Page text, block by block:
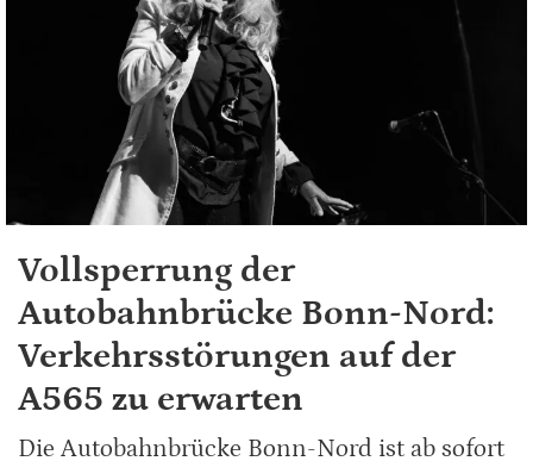
Vollsperrung der
Autobahnbrücke Bonn-Nord:
Verkehrsstörungen auf der
A565 zu erwarten
Die Autobahnbrücke Bonn-Nord ist ab sofort